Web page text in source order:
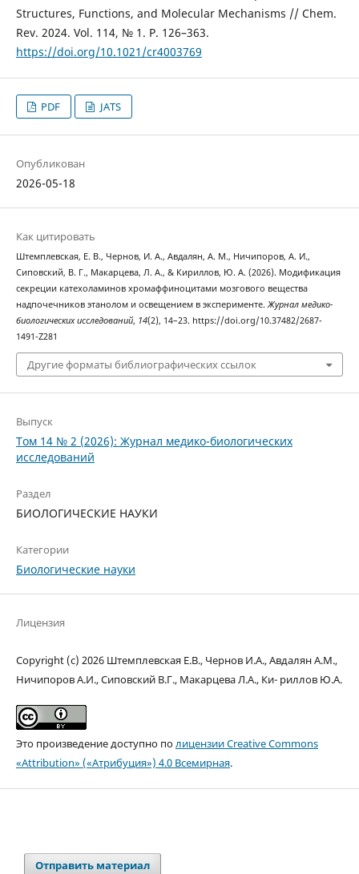
Structures, Functions, and Molecular Mechanisms // Chem.
Rev. 2024. Vol. 114, № 1. P. 126–363.
https://doi.org/10.1021/cr4003769
PDF JATS
Опубликован
2026-05-18
Как цитировать
Штемплевская, Е. В., Чернов, И. А., Авдалян, А. М., Ничипоров, А. И.,
Сиповский, В. Г., Макарцева, Л. А., & Кириллов, Ю. А. (2026). Модификация
секреции катехоламинов хромаффиноцитами мозгового вещества
надпочечников этанолом и освещением в эксперименте. Журнал медико-
биологических исследований, 14(2), 14–23. https://doi.org/10.37482/2687-
1491-Z281
Другие форматы библиографических ссылок
Выпуск
Том 14 № 2 (2026): Журнал медико-биологических
исследований
Раздел
БИОЛОГИЧЕСКИЕ НАУКИ
Категории
Биологические науки
Лицензия
Copyright (c) 2026 Штемплевская Е.В., Чернов И.А., Авдалян А.М.,
Ничипоров А.И., Сиповский В.Г., Макарцева Л.А., Ки- риллов Ю.А.
Это произведение доступно полицензии Creative Commons
«Attribution» («Атрибуция») 4.0 Всемирная.
Отправить материал